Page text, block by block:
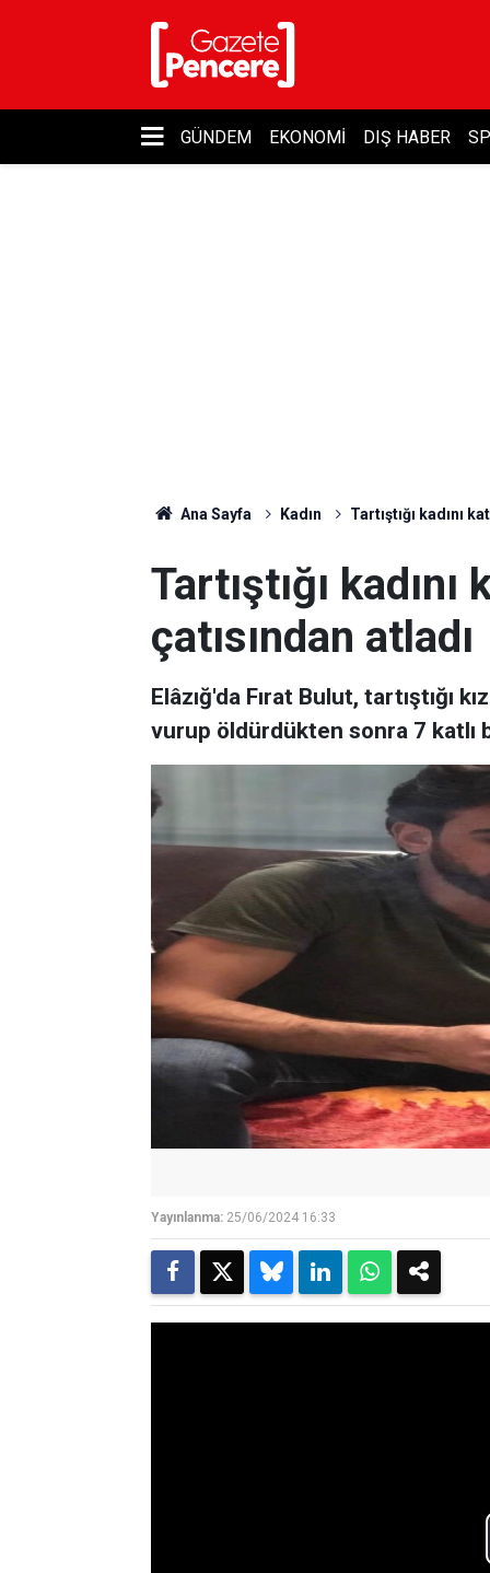
GÜNDEM EKONOMI DIŞ HABER
Ana Sayfa Kadın Tartıştığı kadını
Tartıştığı
çatısından atladı
Elâzığ'da Fırat Bulut, tartıştığı
vurup öldürdükten sonra 7 katlı
Yayınlanma: 25/06/2024 16:33